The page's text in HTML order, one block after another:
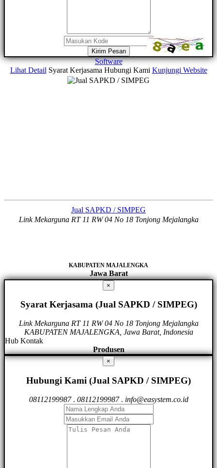
Kirim Pesan
Software
Lihat Detail Syarat Kerjasama Hubungi Kami Kunjungi Website
Jual SAPKD / SIMPEG
Link Mekarguna RT 11 RW 04 No 18 Tonjong Mejalangka
KABUPATEN MAJALENGKA
Jawa Barat
×
Syarat Kerjasama (Jual SAPKD / SIMPEG)
Link Mekarguna RT 11 RW 04 No 18 Tonjong Mejalangka
KABUPATEN MAJALENGKA, Jawa Barat, Indonesia
Hub Kontak
Produsen
×
Hubungi Kami (Jual SAPKD / SIMPEG)
08112199987. 08112199987. info@easystem.co.id